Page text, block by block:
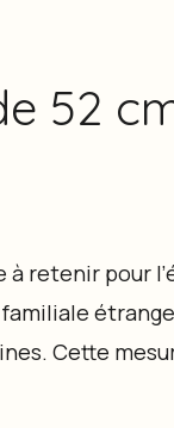
52
à retenir pour
Cette